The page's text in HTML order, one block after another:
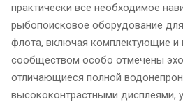
практически все необходимое
рыбопоисковое оборудование
флота, включая комплектующие
сообществом особо отмечены
отличающиеся полной
высококонтрастными дисплеями,